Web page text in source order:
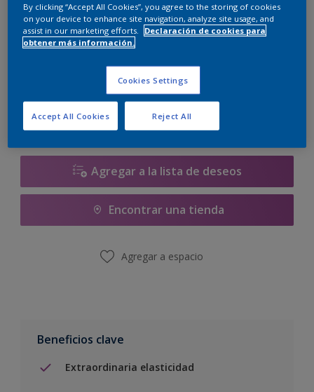
Tamaño
Calculadora de pintura
Calcular
Agregar a la lista de deseos
Encontrar una tienda
Agregar a espacio
Beneficios clave
Extraordinaria elasticidad
By clicking “Accept All Cookies”, you agree to the storing of cookies
on your device to enhance site navigation, analyze site usage, and
assist in our marketing efforts.
Declaración de cookies para
obtener más información.
Cookies Settings
Reject All
Accept All Cookies